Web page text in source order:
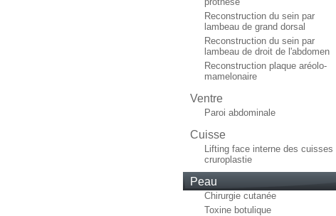
Reconstruction du sein par
lambeau de grand dorsal
Reconstruction du sein par
lambeau de droit de l'abdomen
Reconstruction plaque aréolo-
mamelonaire
Ventre
Paroi abdominale
Cuisse
Lifting face interne des cuisses
cruroplastie
Peau
Chirurgie cutanée
Toxine botulique